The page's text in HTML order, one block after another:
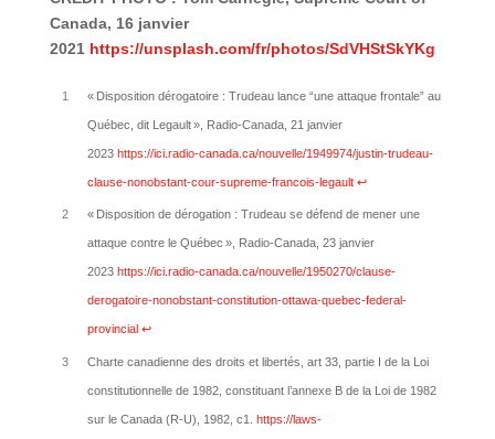
Canada, 16 janvier
2021 https://unsplash.com/fr/photos/SdVHStSkYKg
1 « Disposition dérogatoire : Trudeau lance “une attaque frontale” au
Québec, dit Legault », Radio-Canada, 21 janvier
2023 https://ici.radio-canada.ca/nouvelle/1949974/justin-trudeau-
clause-nonobstant-cour-supreme-francois-legault ↩︎
2 « Disposition de dérogation : Trudeau se défend de mener une
attaque contre le Québec », Radio-Canada, 23 janvier
2023 https://ici.radio-canada.ca/nouvelle/1950270/clause-
derogatoire-nonobstant-constitution-ottawa-quebec-federal-
provincial ↩︎
3 Charte canadienne des droits et libertés, art 33, partie I de la Loi
constitutionnelle de 1982, constituant l’annexe B de la Loi de 1982
sur le Canada (R-U), 1982, c1. https://laws-